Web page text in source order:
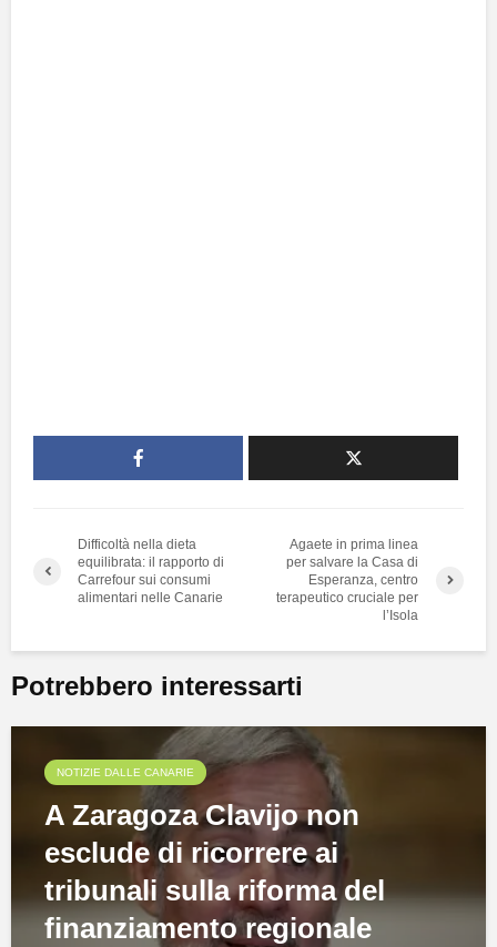
Difficoltà nella dieta
equilibrata: il rapporto di
Carrefour sui consumi
alimentari nelle Canarie
Agaete in prima linea
per salvare la Casa di
Esperanza, centro
terapeutico cruciale per
l’Isola
Potrebbero interessarti
NOTIZIE DALLE CANARIE
A Zaragoza Clavijo non
esclude di ricorrere ai
tribunali sulla riforma del
finanziamento regionale